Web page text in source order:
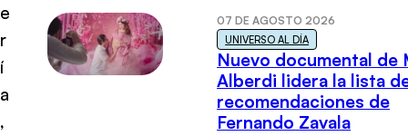
e
r
í
a
,
07 DE AGOSTO 2026
UNIVERSO AL DÍA
Nuevo documental de
Alberdi lidera la lista
recomendaciones de
Fernando Zavala